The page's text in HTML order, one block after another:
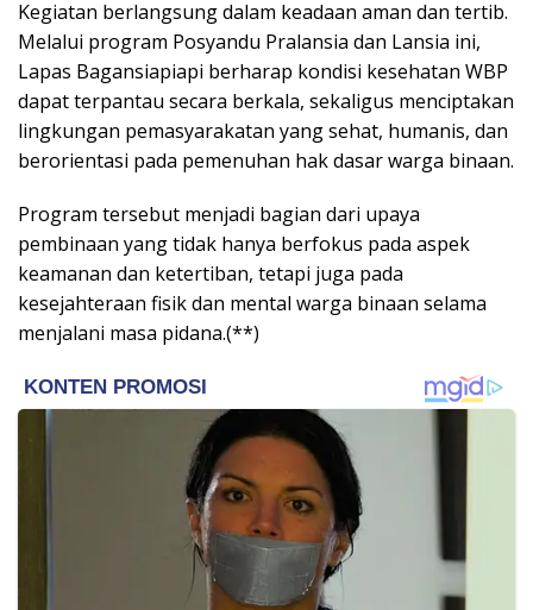
Kegiatan berlangsung dalam keadaan aman dan tertib.
Melalui program Posyandu Pralansia dan Lansia ini,
Lapas Bagansiapiapi berharap kondisi kesehatan WBP
dapat terpantau secara berkala, sekaligus menciptakan
lingkungan pemasyarakatan yang sehat, humanis, dan
berorientasi pada pemenuhan hak dasar warga binaan.
Program tersebut menjadi bagian dari upaya
pembinaan yang tidak hanya berfokus pada aspek
keamanan dan ketertiban, tetapi juga pada
kesejahteraan fisik dan mental warga binaan selama
menjalani masa pidana.(**)